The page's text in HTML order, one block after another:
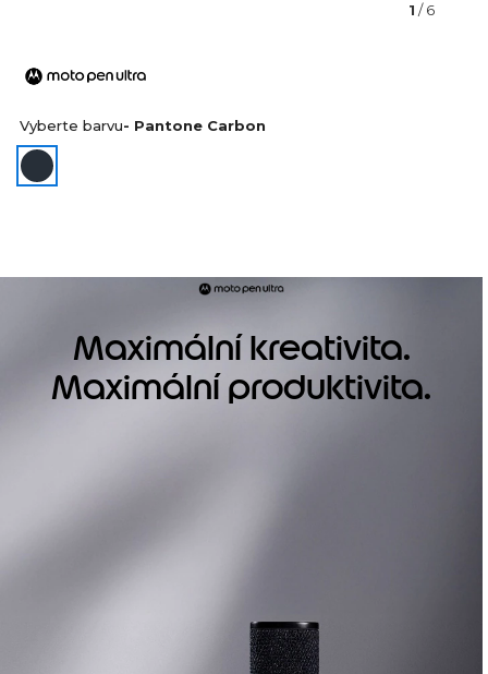
1 / 6
Vyberte barvu- Pantone Carbon
Maximální kreativita.
Maximální produktivita.